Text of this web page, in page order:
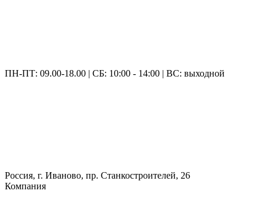
ПН-ПТ: 09.00-18.00 | СБ: 10:00 - 14:00 | ВС: выходной
Россия, г. Иваново, пр. Станкостроителей, 26
Компания